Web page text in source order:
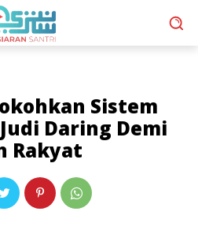
Sistem
Daring Demi
Rakyat